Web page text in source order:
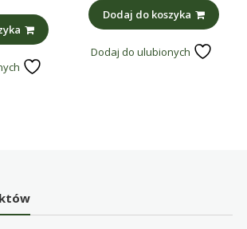
Dodaj do koszyka
Dodaj do ulubionych